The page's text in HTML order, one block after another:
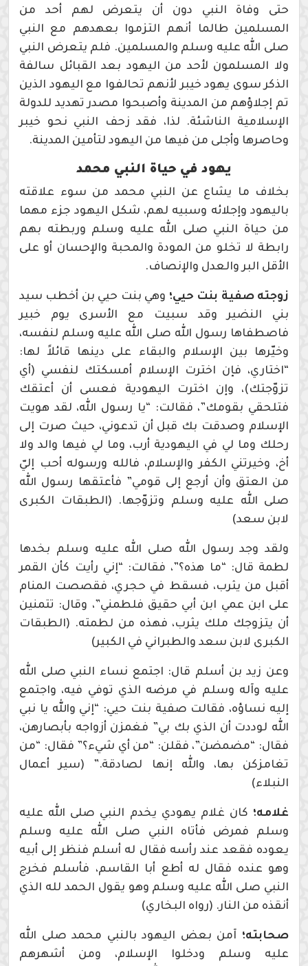
حتى وفاة النبي دون أن يتعرض لهم أحد من
المسلمين طالما أنهم التزموا بعهدهم مع النبي
صلى الله عليه وسلم والمسلمين. فلم يتعرض النبي
ولا المسلمون لأحد من اليهود بعد القبائل سالفة
الذكر سوى يهود خيبر لأنهم تحالفوا مع اليهود الذين
تم إجلاؤهم من المدينة وأصبحوا مصدر تهديد للدولة
الإسلامية الناشئة. لذا، فقد زحف النبي نحو خيبر
وحاصرها وأجلى من فيها من اليهود لتأمين المدينة.
يهود في حياة النبي محمد
بخلاف ما يشاع عن النبي محمد من سوء علاقته
باليهود وإجلائه وسبيه لهم، شكل اليهود جزء مهما
من حياة النبي صلى الله عليه وسلم وربطته بهم
رابطة لا تخلو من المودة والمحبة والإحسان أو على
الأقل البر والعدل والإنصاف.
زوجته صفية بنت حيي؛ وهي بنت حيي بن أخطب سيد
بني النضير وقد سبيت مع الأسرى يوم خبير
فاصطفاها رسول الله صلى الله عليه وسلم لنفسه،
وخيّرها بين الإسلام والبقاء على دينها قائلاً لها:
“اختاري، فإن اخترت الإسلام أمسكتك لنفسي (أي
تزوّجتك)، وإن اخترت اليهودية فعسى أن أعتقك
فتلحقي بقومك”، فقالت: “يا رسول الله، لقد هويت
الإسلام وصدقت بك قبل أن تدعوني، حيث صرت إلى
رحلك وما لي في اليهودية أرب، وما لي فيها والد ولا
أخ، وخيرتني الكفر والإسلام، فالله ورسوله أحب إليّ
من العتق وأن أرجع إلى قومي” فأعتقها رسول الله
صلى الله عليه وسلم وتزوّجها. (الطبقات الكبرى
لابن سعد)
ولقد وجد رسول الله صلى الله عليه وسلم بخدها
لطمة قال: “ما هذه؟”، فقالت: “إني رأيت كأن القمر
أقبل من يثرب، فسقط في حجري، فقصصت المنام
على ابن عمي ابن أبي حقيق فلطمني”، وقال: تتمنين
أن يتزوجك ملك يثرب، فهذه من لطمته. (الطبقات
الكبرى لابن سعد والطبراني في الكبير)
وعن زيد بن أسلم قال: اجتمع نساء النبي صلى الله
عليه وآله وسلم في مرضه الذي توفي فيه، واجتمع
إليه نساؤه، فقالت صفية بنت حيي: “إني والله يا نبي
الله لوددت أن الذي بك بي” فغمزن أزواجه بأبصارهن،
فقال: “مضمضن”، فقلن: “من أي شيء؟” فقال: “من
تغامزكن بها، والله إنها لصادقة.” (سير أعمال
النبلاء)
غلامه؛ كان غلام يهودي يخدم النبي صلى الله عليه
وسلم فمرض فأتاه النبي صلى الله عليه وسلم
يعوده فقعد عند رأسه فقال له أسلم فنظر إلى أبيه
وهو عنده فقال له أطع أبا القاسم، فأسلم فخرج
النبي صلى الله عليه وسلم وهو يقول الحمد لله الذي
أنقذه من النار. (رواه البخاري)
صحابته؛ آمن بعض اليهود بالنبي محمد صلى الله
عليه وسلم ودخلوا الإسلام، ومن أشهرهم